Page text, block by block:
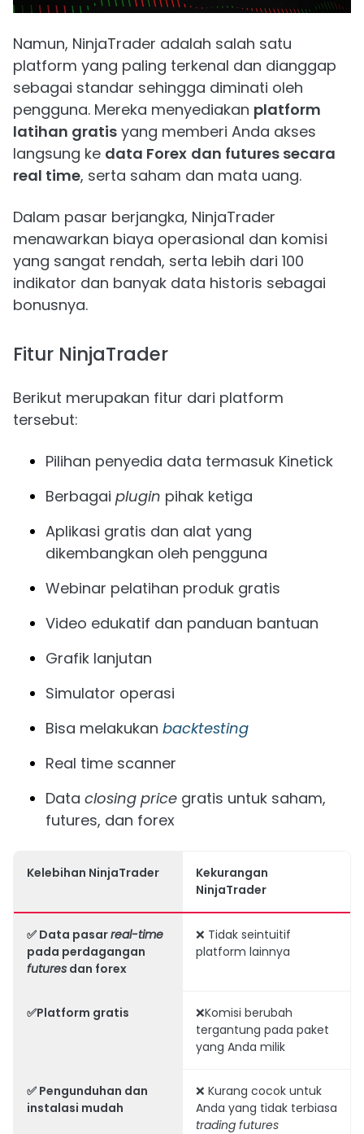
Namun, NinjaTrader adalah salah satu
platform yang paling terkenal dan dianggap
sebagai standar sehingga diminati oleh
pengguna. Mereka menyediakan platform
latihan gratis yang memberi Anda akses
langsung ke data Forex dan futures secara
real time, serta saham dan mata uang.
Dalam pasar berjangka, NinjaTrader
menawarkan biaya operasional dan komisi
yang sangat rendah, serta lebih dari 100
indikator dan banyak data historis sebagai
bonusnya.
Fitur NinjaTrader
Berikut merupakan fitur dari platform
tersebut:
Pilihan penyedia data termasuk Kinetick
Berbagai plugin pihak ketiga
Aplikasi gratis dan alat yang
dikembangkan oleh pengguna
Webinar pelatihan produk gratis
Video edukatif dan panduan bantuan
Grafik lanjutan
Simulator operasi
Bisa melakukan backtesting
Real time scanner
Data closing price gratis untuk saham,
futures, dan forex
Kelebihan NinjaTrader
Kekurangan
NinjaTrader
✅ Data pasarreal-time
pada perdagangan
futures dan forex
❌ Tidak seintuitif
platform lainnya
✅Platform gratis
❌Komisi berubah
tergantung pada paket
yang Anda milik
✅ Pengunduhan dan
instalasi mudah
❌ Kurang cocok untuk
Anda yang tidak terbiasa
trading futures